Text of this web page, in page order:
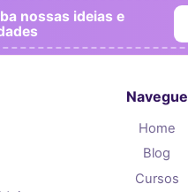
nossas ideias e
Navegue
Home
Blog
Cursos